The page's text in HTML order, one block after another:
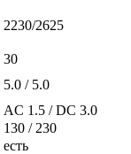
2230/2625
30
5.0 / 5.0
AC 1.5 / DC 3.0
130 / 230
есть